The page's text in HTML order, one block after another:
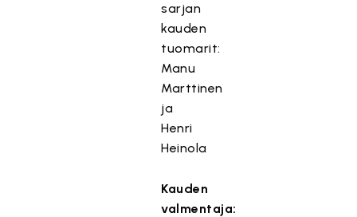
sarjan
kauden
tuomarit:
Manu
Marttinen
ja
Henri
Heinola
Kauden
valmentaja: